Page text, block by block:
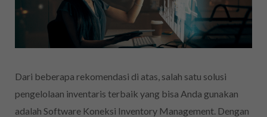
Dari beberapa rekomendasi di atas, salah satu solusi
pengelolaan inventaris terbaik yang bisa Anda gunakan
adalah Software Koneksi Inventory Management. Dengan